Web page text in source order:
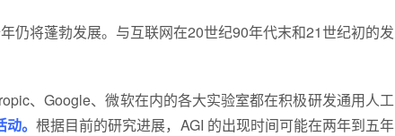
仍将蓬勃发展。与互联网在20世纪90年代末和21世纪初的发
、Google、微软在内的各大实验室都在积极研发通用人工
动。根据目前的研究进展，AGI 的出现时间可能在两年到五年